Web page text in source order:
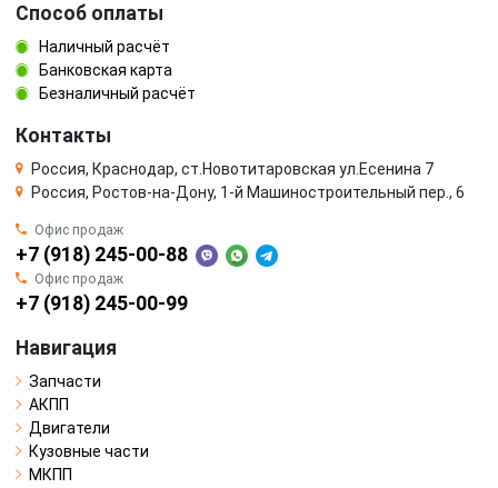
Способ оплаты
Наличный расчёт
Банковская карта
Безналичный расчёт
Контакты
Россия, Краснодар, ст.Новотитаровская ул.Есенина 7
Россия, Ростов-на-Дону, 1-й Машиностроительный пер., 6
Офис продаж
+7 (918) 245-00-88
Офис продаж
+7 (918) 245-00-99
Навигация
Запчасти
АКПП
Двигатели
Кузовные части
МКПП